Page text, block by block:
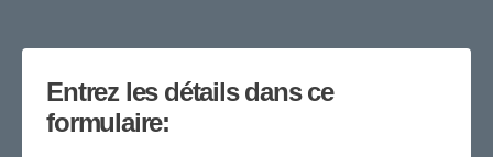
Entrez les détails dans ce
formulaire: